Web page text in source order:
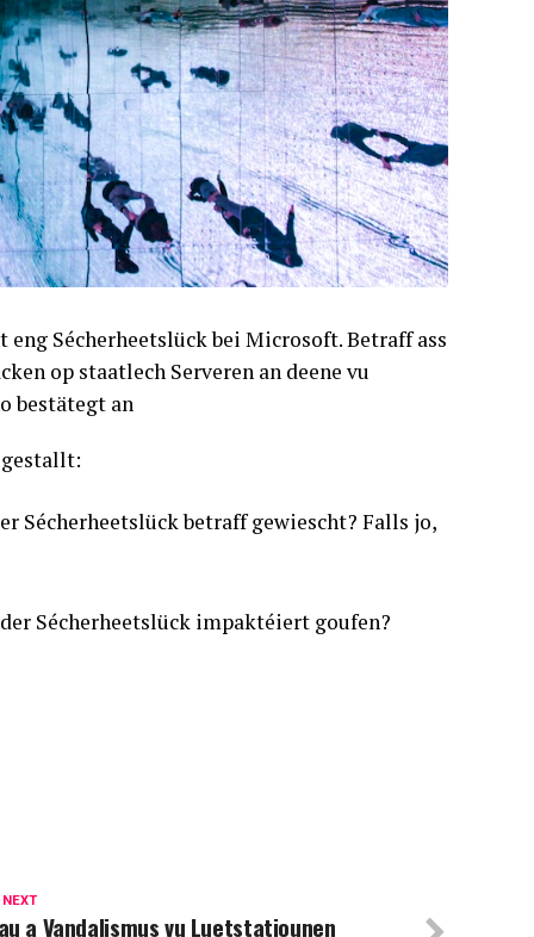
Sécherheetslück bei Microsoft. Betraff ass
op staatlech Serveren an deene vu
bestätegt an
gestallt:
Sécherheetslück betraff gewiescht? Falls jo,
Sécherheetslück impaktéiert goufen?
NEXT
a Vandalismus vu Luetstatiounen